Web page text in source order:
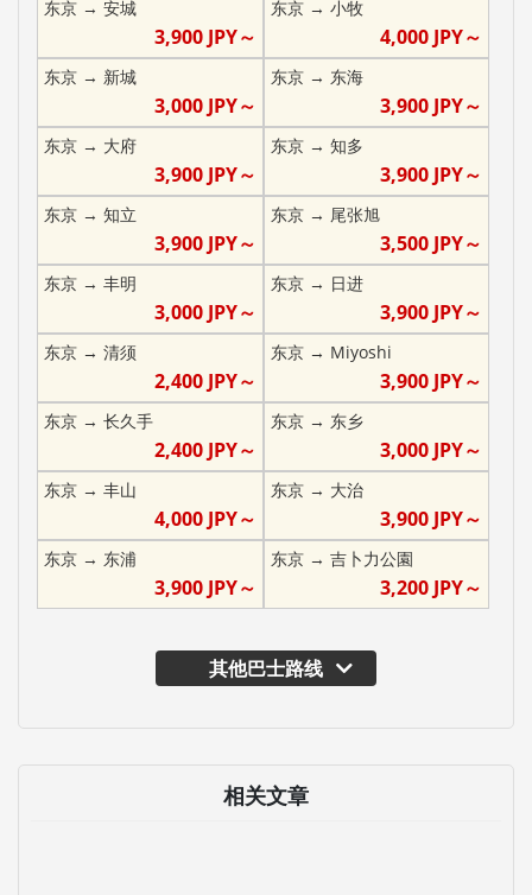
东京 → 安城
3,900JPY～
东京→ 小牧
4,000 JPY～
东京 → 新城
3,000JPY～
东京→ 东海
3,900 JPY～
东京 → 大府
3,900JPY～
东京→ 知多
3,900 JPY～
东京 → 知立
3,900JPY～
东京→ 尾张旭
3,500 JPY～
东京 → 丰明
3,000JPY～
东京→ 日进
3,900 JPY～
东京 → 清须
2,400JPY～
东京→ Miyoshi
3,900 JPY～
东京 → 长久手
2,400JPY～
东京→ 东乡
3,000 JPY～
东京 → 丰山
4,000JPY～
东京→ 大治
3,900 JPY～
东京 → 东浦
3,900JPY～
东京→ 吉卜力公園
3,200 JPY～
其他巴士路线
相关文章